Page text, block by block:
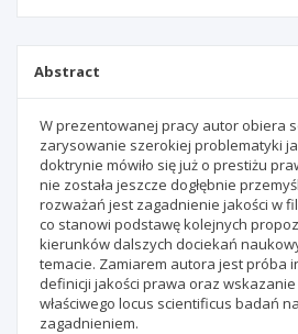
Abstract
W prezentowanej pracy autor obiera
zarysowanie szerokiej problematyki
doktrynie mówiło się już o prestiżu
nie została jeszcze dogłębnie
rozważań jest zagadnienie jakości w
co stanowi podstawę kolejnych
kierunków dalszych dociekań
temacie. Zamiarem autora jest próba
definicji jakości prawa oraz
właściwego locus scientificus badań
zagadnieniem.